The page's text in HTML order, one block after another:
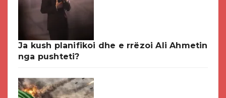
Ja kush planifikoi dhe e rrëzoi Ali Ahmetin
nga pushteti?